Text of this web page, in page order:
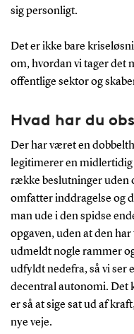
sig personligt.
Det er ikke bare
om, hvordan vi tager det
offentlige sektor og
Hvad har du
Der har været en
legitimerer en
række beslutninger uden
omfatter inddragelse og
man ude i den spidse
opgaven, uden at den
udmeldt nogle rammer
udfyldt nedefra, så vi ser
decentral autonomi. Det
er så at sige sat ud af
nye veje.